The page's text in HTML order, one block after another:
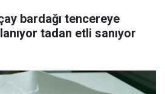
bardağı tencereye
tadan etli sanıyor